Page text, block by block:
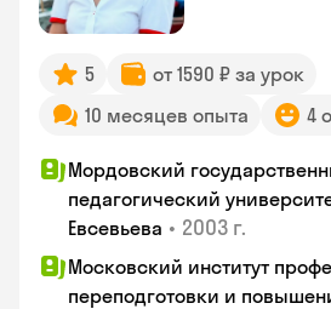
5
от 1590 ₽ за урок
10 месяцев опыта
4
Мордовский
педагогический
Евсевьева • 2003 г.
Московский институт
переподготовки и